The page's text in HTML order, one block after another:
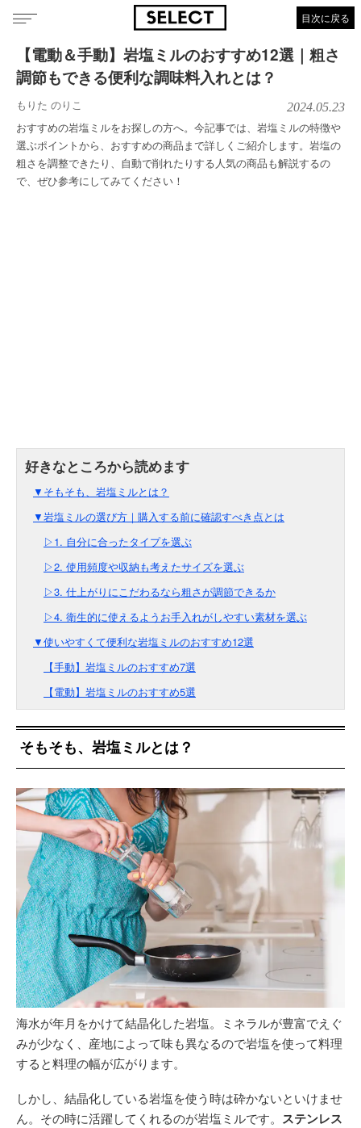
目次に戻る
【電動＆手動】岩塩ミルのおすすめ12選｜粗さ
調節もできる便利な調味料入れとは？
もりた のりこ 2024.05.23
おすすめの岩塩ミルをお探しの方へ。今記事では、岩塩ミルの特徴や
選ぶポイントから、おすすめの商品まで詳しくご紹介します。岩塩の
粗さを調整できたり、自動で削れたりする人気の商品も解説するの
で、ぜひ参考にしてみてください！
▼そもそも、岩塩ミルとは？
▼岩塩ミルの選び方｜購入する前に確認すべき点とは
▷1. 自分に合ったタイプを選ぶ
▷2. 使用頻度や収納も考えたサイズを選ぶ
▷3. 仕上がりにこだわるなら粗さが調節できるか
▷4. 衛生的に使えるようお手入れがしやすい素材を選ぶ
▼使いやすくて便利な岩塩ミルのおすすめ12選
【手動】岩塩ミルのおすすめ7選
【電動】岩塩ミルのおすすめ5選
そもそも、岩塩ミルとは？
海水が年月をかけて結晶化した岩塩。ミネラルが豊富でえぐ
みが少なく、産地によって味も異なるので岩塩を使って料理
すると料理の幅が広がります。
しかし、結晶化している岩塩を使う時は砕かないといけませ
ん。その時に活躍してくれるのが岩塩ミルです。 ステンレス